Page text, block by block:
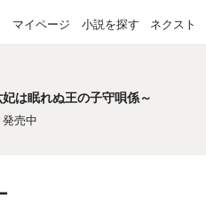
マイページ 小説を探す ネクスト
は眠れぬ王の子守唄係～
売中